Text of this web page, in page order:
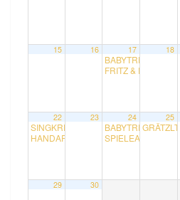
15 16 17
BABYTREFF mit
FRITZ & RUDI
18
22
SINGKREIS mit Rudolf15:00
HANDARBEITSRUNDE mit Andrea
23 24
BABYTREFF mit
SPIELEABEND
25
29 30